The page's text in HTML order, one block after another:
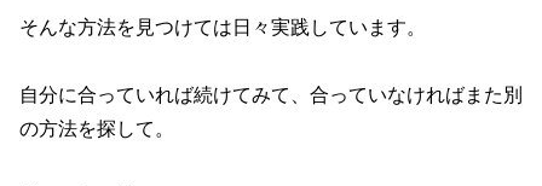
そんな方法を見つけては日々実践しています。
自分に合っていれば続けてみて、合っていなければまた別
の方法を探して。